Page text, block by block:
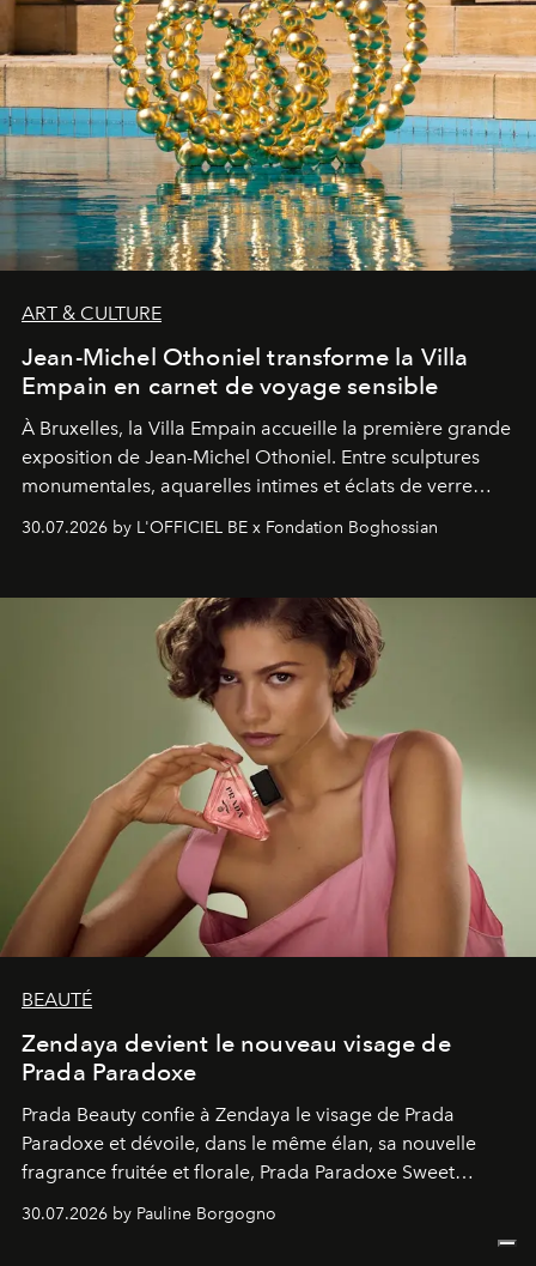
ART & CULTURE
Jean-Michel Othoniel transforme la Villa
Empain en carnet de voyage sensible
À Bruxelles, la Villa Empain accueille la première grande
exposition de Jean-Michel Othoniel. Entre sculptures
monumentales, aquarelles intimes et éclats de verre
soufflé, l’artiste français compose un itinéraire
émotionnel où chaque œuvre devient le souvenir
émerveillement.
30.07.2026 by L'OFFICIEL BE x Fondation Boghossian
BEAUTÉ
Zendaya devient le nouveau visage de
Prada Paradoxe
Prada Beauty confie à Zendaya le visage de Prada
Paradoxe et dévoile, dans le même élan, sa nouvelle
fragrance fruitée et florale, Prada Paradoxe Sweet
Chemistry Eau de Parfum.
30.07.2026 by Pauline Borgogno